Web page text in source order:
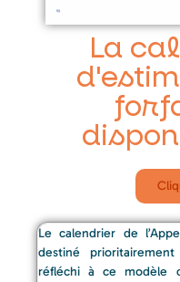
La
Le calendrier de
destiné
réfléchi à ce modèle